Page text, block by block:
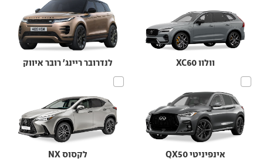
וולוו XC60 לנדרובר ריינג' רובר איווק
אינפיניטי QX50 לקסוס NX